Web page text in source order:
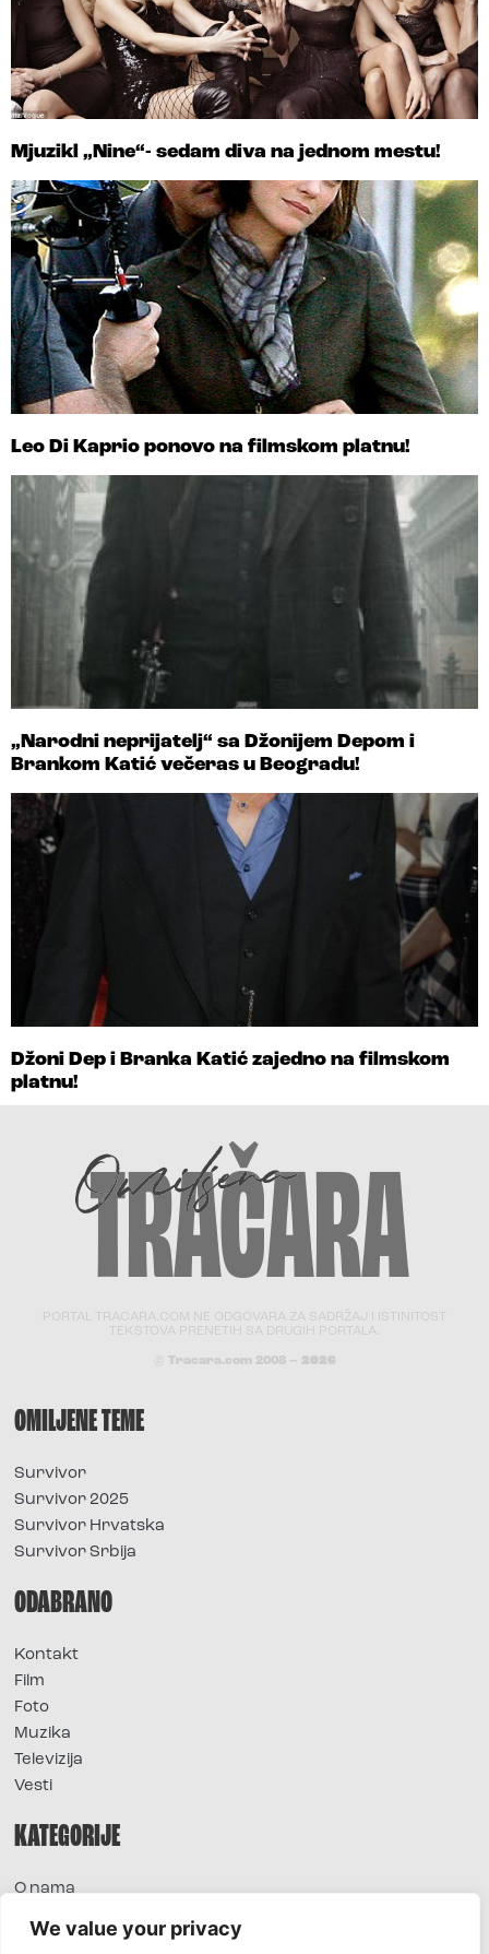
We value your privacy
Mjuzikl „Nine“- sedam diva na jednom mestu!
Leo Di Kaprio ponovo na filmskom platnu!
„Narodni neprijatelj“ sa Džonijem Depom i
Brankom Katić večeras u Beogradu!
Džoni Dep i Branka Katić zajedno na filmskom
platnu!
PORTAL TRACARA.COM NE ODGOVARA ZA SADRŽAJ I ISTINITOST
TEKSTOVA PRENETIH SA DRUGIH PORTALA.
© Tracara.com 2008 – 2026
OMILJENE TEME
Survivor
Survivor 2025
Survivor Hrvatska
Survivor Srbija
ODABRANO
Kontakt
Film
Foto
Muzika
Televizija
Vesti
KATEGORIJE
O nama
Extra